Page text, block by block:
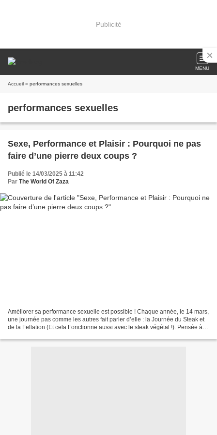
Publicité
MENU
Accueil » performances sexuelles
performances sexuelles
Sexe, Performance et Plaisir : Pourquoi ne pas
faire d’une pierre deux coups ?
Publié le 14/03/2025 à 11:42
Par The World Of Zaza
Améliorer sa performance sexuelle est possible ! Chaque année, le 14 mars,
une journée pas comme les autres fait parler d’elle : la Journée du Steak et
de la Fellation (Et cela Fonctionne aussi avec le steak végétal !). Pensée à